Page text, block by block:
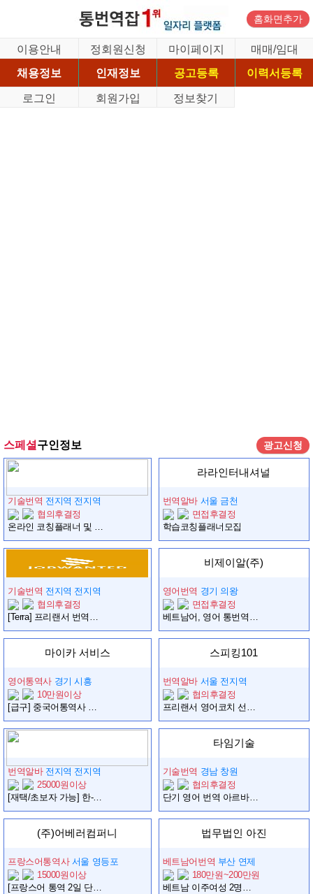
홈화면추가
이용안내 정회원신청 마이페이지
매매/임대
채용정보
인재정보 공고등록
이력서등록
로그인
회원가입 정보찾기
스페셜 구인정보 광고신청
기술번역 전지역 전지역
협의후결정
라라인터내셔널
번역알바 서울 금천
면접후결정
학습코칭플래너모집
기술번역 전지역 전지역
협의후결정
비제이알(주)
영어번역 경기 의왕
면접후결정
마이카 서비스
영어통역사 경기 시흥
10만원이상
스피킹101
번역알바 서울 전지역
협의후결정
번역알바 전지역 전지역
25000원이상
[재택/초보자 가능] 한-영 데이터 라벨링 알바_시급 2.5만원
타임기술
기술번역 경남 창원
협의후결정
단기 영어 번역 아르바이트 구인
(주)어베러컴퍼니
프랑스어통역사 서울 영등포
15000원이상
[프랑스어 통역 2일 단기 아르바이트 모집]
법무법인 아진
베트남어번역 부산 연제
180만원~200만원